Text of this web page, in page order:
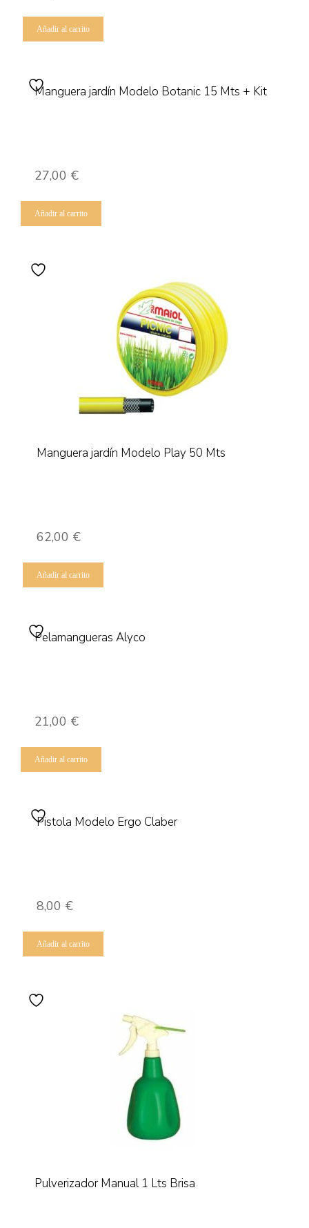
Añadir al carrito
Manguera jardín Modelo Botanic 15 Mts + Kit
27,00 €
Añadir al carrito
Manguera jardín Modelo Play 50 Mts
62,00 €
Añadir al carrito
Pelamangueras Alyco
21,00 €
Añadir al carrito
Pistola Modelo Ergo Claber
8,00 €
Añadir al carrito
Pulverizador Manual 1 Lts Brisa